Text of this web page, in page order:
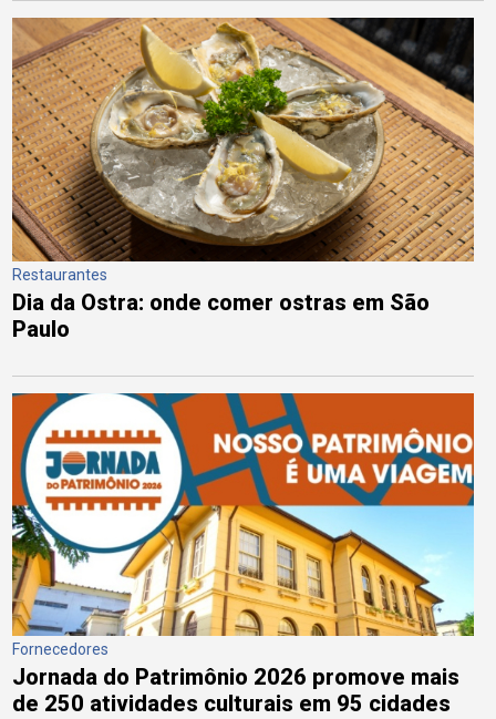
Restaurantes
Dia da Ostra: onde comer ostras em São
Paulo
Fornecedores
Jornada do Patrimônio 2026 promove mais
de 250 atividades culturais em 95 cidades